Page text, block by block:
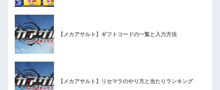
【メカアサルト】ギフトコードの一覧と入力方法
【メカアサルト】リセマラのやり方と当たりランキング